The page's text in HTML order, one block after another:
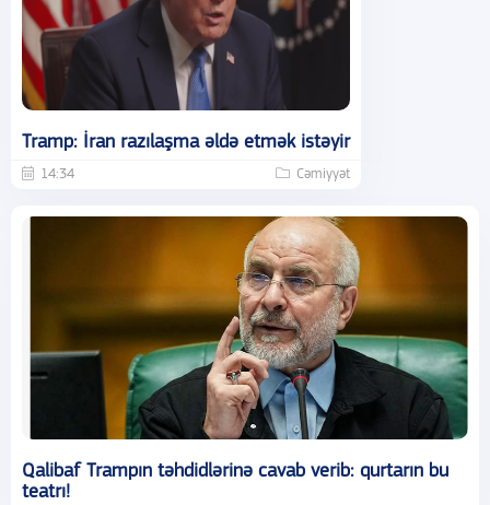
Tramp: İran razılaşma əldə etmək istəyir
14:34 Cəmiyyət
Qalibaf Trampın təhdidlərinə cavab verib: qurtarın bu
teatrı!